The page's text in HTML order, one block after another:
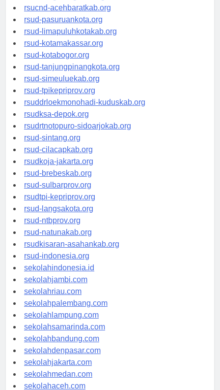
rsud-tangerangkota.org
rsucnd-acehbaratkab.org
rsud-pasuruankota.org
rsud-limapuluhkotakab.org
rsud-kotamakassar.org
rsud-kotabogor.org
rsud-tanjungpinangkota.org
rsud-simeuluekab.org
rsud-tpikepriprov.org
rsuddrloekmonohadi-kuduskab.org
rsudksa-depok.org
rsudrtnotopuro-sidoarjokab.org
rsud-sintang.org
rsud-cilacapkab.org
rsudkoja-jakarta.org
rsud-brebeskab.org
rsud-sulbarprov.org
rsudtpi-kepriprov.org
rsud-langsakota.org
rsud-ntbprov.org
rsud-natunakab.org
rsudkisaran-asahankab.org
rsud-indonesia.org
sekolahindonesia.id
sekolahjambi.com
sekolahriau.com
sekolahpalembang.com
sekolahlampung.com
sekolahsamarinda.com
sekolahbandung.com
sekolahdenpasar.com
sekolahjakarta.com
sekolahmedan.com